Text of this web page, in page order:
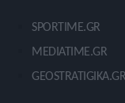
SPORTIME.GR
MEDIATIME.GR
GEOSTRATIGIKA.GR